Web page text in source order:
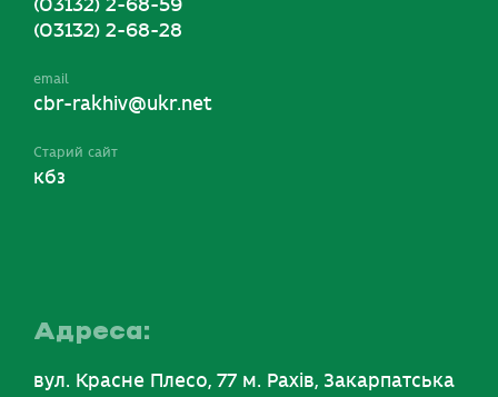
(03132) 2-68-59
(03132) 2-68-28
email
cbr-rakhiv@ukr.net
Старий сайт
кбз
Адреса:
вул. Красне Плесо, 77 м. Рахів, Закарпатська